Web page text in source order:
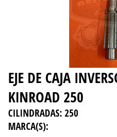
EJE DE CAJA
KINROAD 250
CILINDRADAS: 250
MARCA(S):